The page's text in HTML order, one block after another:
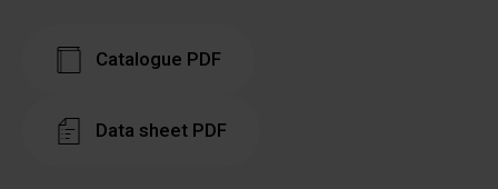
Catalogue PDF
Data sheet PDF